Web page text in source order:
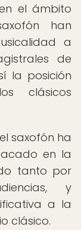
el ámbito
han
a
de
la posición
clásicos
saxofón ha
en la
tanto por
y
a la
clásico.